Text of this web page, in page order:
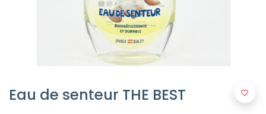
Eau de senteur THE BEST